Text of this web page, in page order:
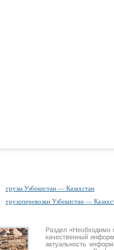
грузы Узбекистан — Казахстан
грузоперевозки Узбекистан —
Раздел
качественный
актуальность